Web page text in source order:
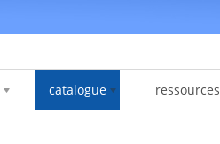
catalogue ressources